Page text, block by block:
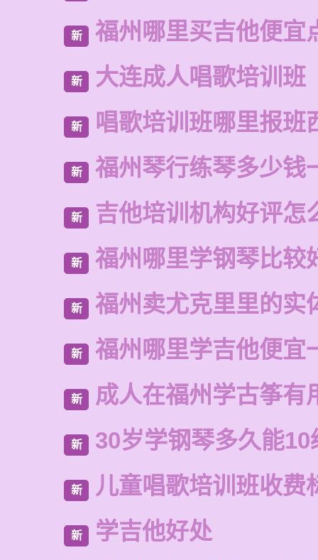
新 福州哪里买吉他便宜
新 大连成人唱歌培训班
新 唱歌培训班哪里报班
新 福州琴行练琴多少钱
新 吉他培训机构好评怎
新 福州哪里学钢琴比较
新 福州卖尤克里里的实
新 福州哪里学吉他便宜
新 成人在福州学古筝有
新 30岁学钢琴多久能10
新 儿童唱歌培训班收费
新 学吉他好处